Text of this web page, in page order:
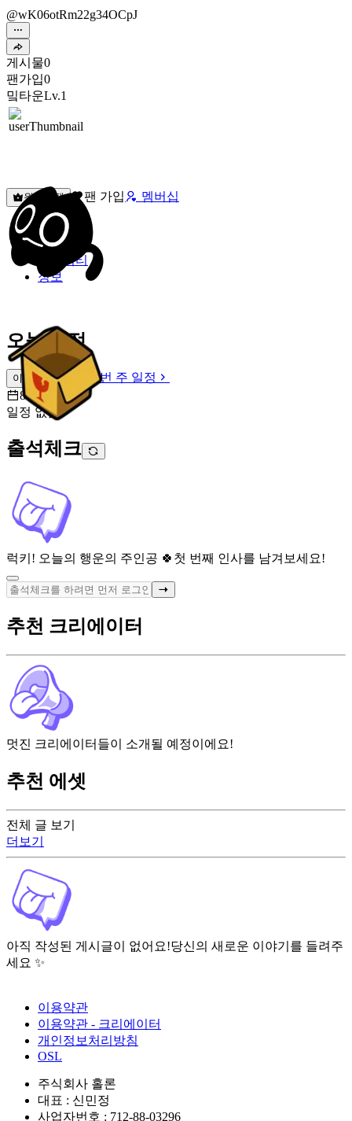
@wK06otRm22g34OCpJ
게시물0
팬가입0
밐타운Lv.1
원픽선택 팬 가입 멤버십
밐타운
피드
커뮤니티
정보
오늘 일정
이번 주 일정
이번 주 일정
8월 8일 [토]
일정 없음
출석체크
럭키! 오늘의 행운의 주인공 🍀 첫 번째 인사를 남겨보세요!
전체 글 보기
더보기
아직 작성된 게시글이 없어요!당신의 새로운 이야기를 들려주
세요 ✨
추천 크리에이터
멋진 크리에이터들이 소개될 예정이에요!
추천 에셋
이용약관
이용약관 - 크리에이터
개인정보처리방침
OSL
주식회사 홀론
대표 : 신민정
사업자번호 : 712-88-03296